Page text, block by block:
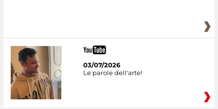
03/07/2026
Le parole dell'arte!